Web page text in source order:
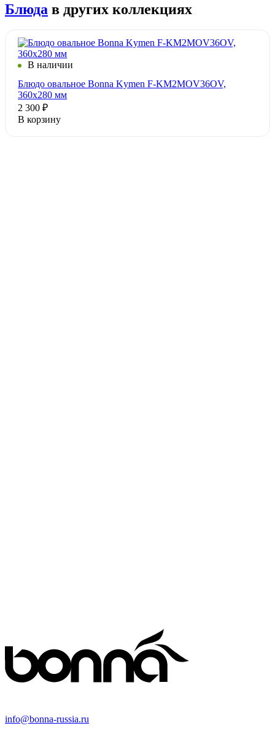
Блюда в других коллекциях
В наличии
Блюдо овальное Bonna Kymen F-KM2MOV36OV,
360x280 мм
2 300 ₽
В корзину
info@bonna-russia.ru